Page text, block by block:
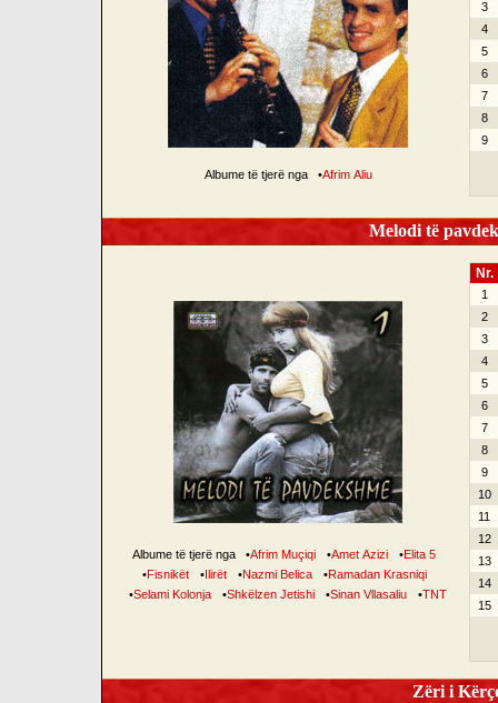
Albume të tjerë nga •Afrim Aliu
3
4
5
6
7
8
9
Melodi të
Albume të tjerë nga •Afrim Muçiqi •Amet Azizi •Elita 5
•Fisnikët •Ilirët •Nazmi Belica •Ramadan Krasniqi
•Selami Kolonja •Shkëlzen Jetishi •Sinan Vllasaliu •TNT
Nr.
1
2
3
4
5
6
7
8
9
10
11
12
13
14
15
Zëri i